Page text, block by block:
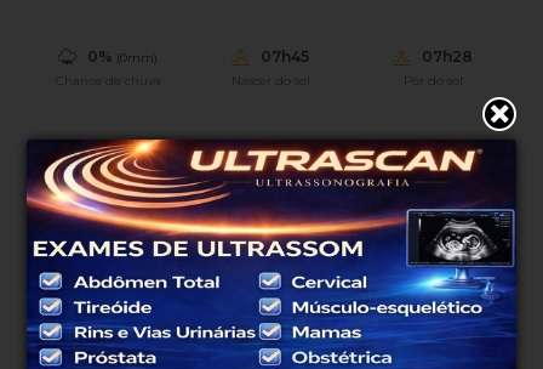
0% (0mm)
Chance de chuva
07h45
Nascer do sol
07h28
Pôr do sol
SÁB
38°
23°
DOM
38°
23°
SEG
38°
22°
TER
32°
21°
QUA
35°
23°
Atualizado às 03h01